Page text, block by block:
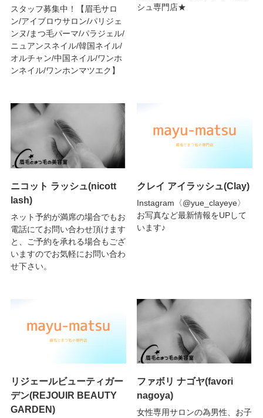
スタッフ募集中！【眉毛サロ
ン/アイブロウサロン/パリジェ
ンヌ/まつ毛パーマ/パラジェル/
ニュアンスネイル/韓国ネイル/
オルチャン/中国ネイル/ワンホ
ンネイル/ワンホンマツエク】
シュ専門店★
ニコット ラッシュ(nicott
lash)
ネット予約が満席の場合でもお
電話にてお問い合わせ頂けます
と、ご予約を承れる場合もござ
いますのでお気軽にお問い合わ
せ下さい。
クレイ アイラッシュ(Clay)
Instagram〈@yue_clayeye〉
お写真など最新情報をUPして
います♪
リジェールビューティガー
デン(REJOUIR BEAUTY
GARDEN)
ファボリ ナゴヤ(favori
nagoya)
女性専用サロンの為男性、お子